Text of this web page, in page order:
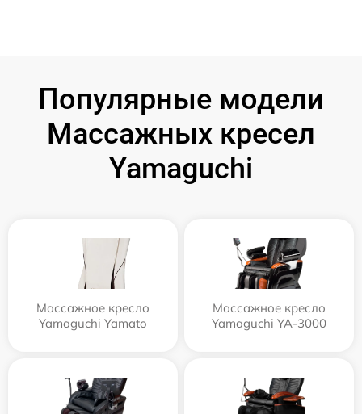
Популярные модели
Массажных кресел
Yamaguchi
Массажное кресло
Yamaguchi Yamato
Массажное кресло
Yamaguchi YA-3000